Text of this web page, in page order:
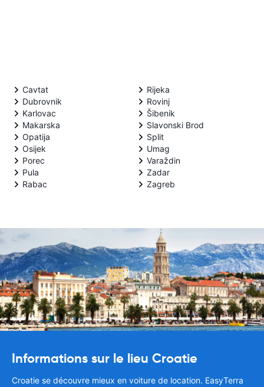
Cavtat
Dubrovnik
Karlovac
Makarska
Opatija
Osijek
Porec
Pula
Rabac
Rijeka
Rovinj
Šibenik
Slavonski Brod
Split
Umag
Varaždin
Zadar
Zagreb
Informations sur le lieu Croatie
Croatie se découvre mieux en voiture de location. EasyTerra